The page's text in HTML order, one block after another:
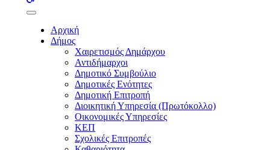
buttons
Αρχική
Δήμος
Χαιρετισμός Δημάρχου
Αντιδήμαρχοι
Δημοτικό Συμβούλιο
Δημοτικές Ενότητες
Δημοτική Επιτροπή
Διοικητική Υπηρεσία (Πρωτόκολλο)
Οικονομικές Υπηρεσίες
ΚΕΠ
Σχολικές Επιτροπές